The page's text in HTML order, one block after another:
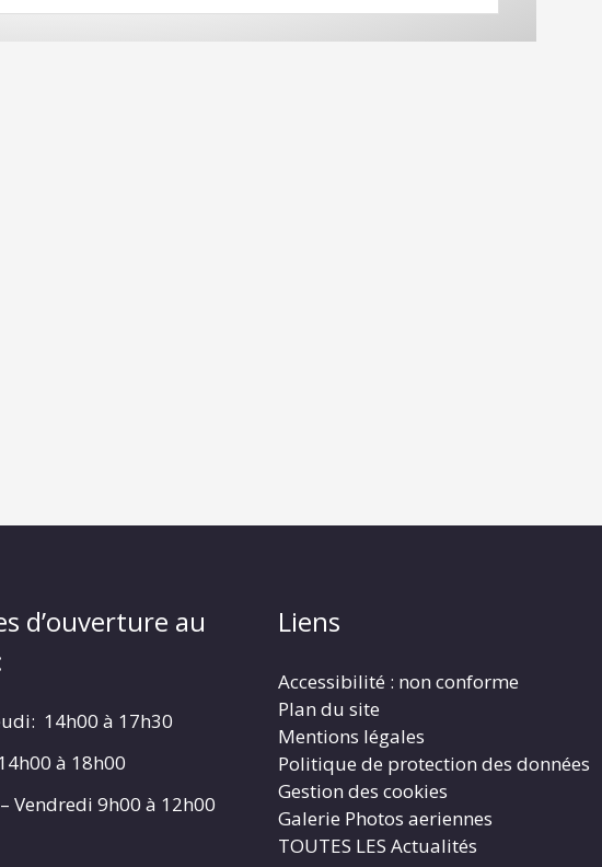
d’ouverture au
14h00 à 17h30
à 18h00
Vendredi 9h00 à 12h00
Liens
Accessibilité : non conforme
Plan du site
Mentions légales
Politique de protection des données
Gestion des cookies
Galerie Photos aeriennes
TOUTES LES Actualités